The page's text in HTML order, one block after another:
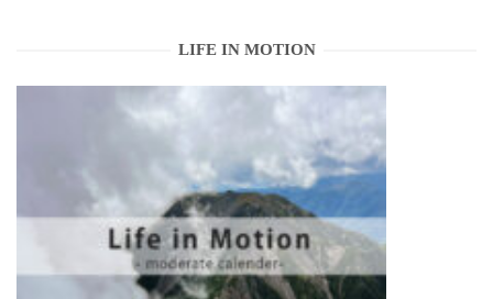
LIFE IN MOTION